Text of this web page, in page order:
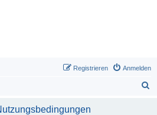
Anmelden
Registrieren